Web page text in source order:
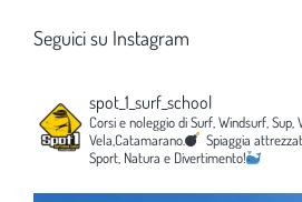
Seguici su Instagram
spot_1_surf_school
Corsi e noleggio di Surf, Windsurf, Sup,
Vela,Catamarano.
Spiaggia
Sport, Natura e Divertimento!